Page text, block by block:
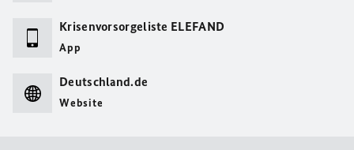
Krisenvorsorgeliste ELEFAND
App
Deutschland.de
Website